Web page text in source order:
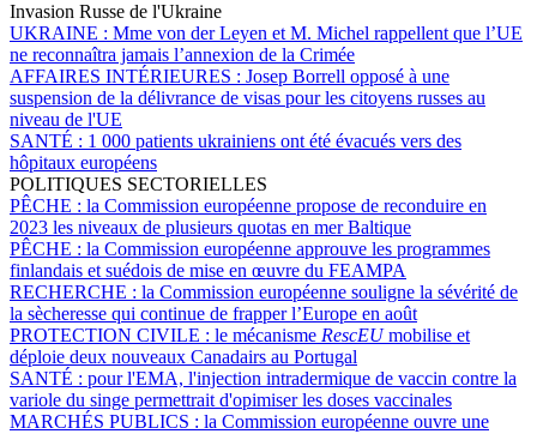
Invasion Russe de l'Ukraine
UKRAINE : Mme von der Leyen et M. Michel rappellent que l’UE
ne reconnaîtra jamais l’annexion de la Crimée
AFFAIRES INTÉRIEURES : Josep Borrell opposé à une
suspension de la délivrance de visas pour les citoyens russes au
niveau de l'UE
SANTÉ : 1 000 patients ukrainiens ont été évacués vers des
hôpitaux européens
POLITIQUES SECTORIELLES
PÊCHE : la Commission européenne propose de reconduire en
2023 les niveaux de plusieurs quotas en mer Baltique
PÊCHE : la Commission européenne approuve les programmes
finlandais et suédois de mise en œuvre du FEAMPA
RECHERCHE : la Commission européenne souligne la sévérité de
la sècheresse qui continue de frapper l’Europe en août
PROTECTION CIVILE : le mécanisme RescEUmobilise et
déploie deux nouveaux Canadairs au Portugal
SANTÉ : pour l'EMA, l'injection intradermique de vaccin contre la
variole du singe permettrait d'opimiser les doses vaccinales
MARCHÉS PUBLICS : la Commission européenne ouvre une